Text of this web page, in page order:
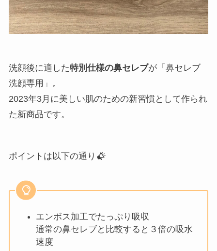
洗顔後に適した特別仕様の鼻セレブが「鼻セレブ
洗顔専用」。
2023年3月に美しい肌のための新習慣として作られ
た新商品です。
ポイントは以下の通り
エンボス加工でたっぷり吸収
通常の鼻セレブと比較すると３倍の吸水
速度